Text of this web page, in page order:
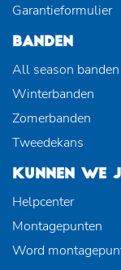
Garantieformulier
BANDEN
All season banden
Winterbanden
Zomerbanden
Tweedekans
KUNNEN WE
Helpcenter
Montagepunten
Word